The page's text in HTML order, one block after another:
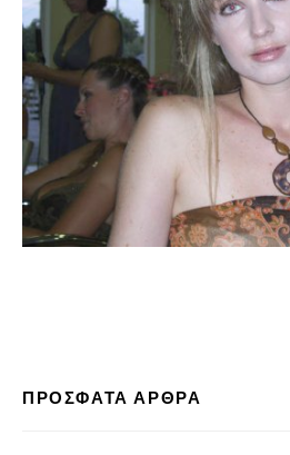
ΠΡΌΣΦΑΤΑ ΆΡΘΡΑ